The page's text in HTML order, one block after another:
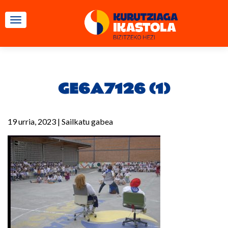
TOGGLE NAVIGATION
GE6A7126 (1)
19 urria, 2023 | Sailkatu gabea